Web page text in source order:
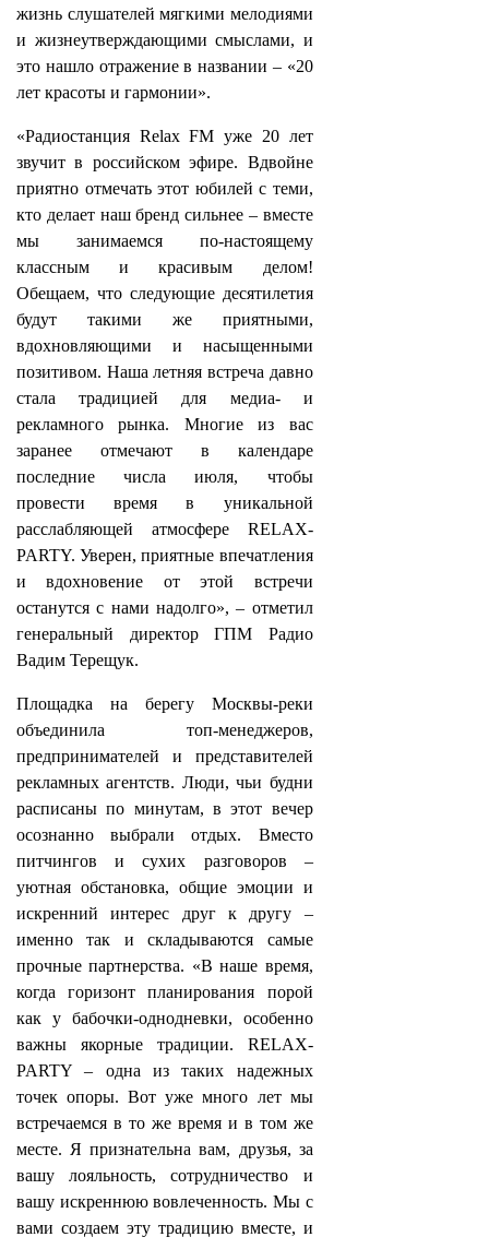
жизнь слушателей мягкими мелодиями
и жизнеутверждающими смыслами, и
это нашло отражение в названии – «20
лет красоты и гармонии».
«Радиостанция Relax FM уже 20 лет
звучит в российском эфире. Вдвойне
приятно отмечать этот юбилей с теми,
кто делает наш бренд сильнее – вместе
мы занимаемся по-настоящему
классным и красивым делом!
Обещаем, что следующие десятилетия
будут такими же приятными,
вдохновляющими и насыщенными
позитивом. Наша летняя встреча давно
стала традицией для медиа- и
рекламного рынка. Многие из вас
заранее отмечают в календаре
последние числа июля, чтобы
провести время в уникальной
расслабляющей атмосфере RELAX-
PARTY. Уверен, приятные впечатления
и вдохновение от этой встречи
останутся с нами надолго», – отметил
генеральный директор ГПМ Радио
Вадим Терещук.
Площадка на берегу Москвы-реки
объединила топ-менеджеров,
предпринимателей и представителей
рекламных агентств. Люди, чьи будни
расписаны по минутам, в этот вечер
осознанно выбрали отдых. Вместо
питчингов и сухих разговоров –
уютная обстановка, общие эмоции и
искренний интерес друг к другу –
именно так и складываются самые
прочные партнерства. «В наше время,
когда горизонт планирования порой
как у бабочки-однодневки, особенно
важны якорные традиции. RELAX-
PARTY – одна из таких надежных
точек опоры. Вот уже много лет мы
встречаемся в то же время и в том же
месте. Я признательна вам, друзья, за
вашу лояльность, сотрудничество и
вашу искреннюю вовлеченность. Мы с
вами создаем эту традицию вместе, и